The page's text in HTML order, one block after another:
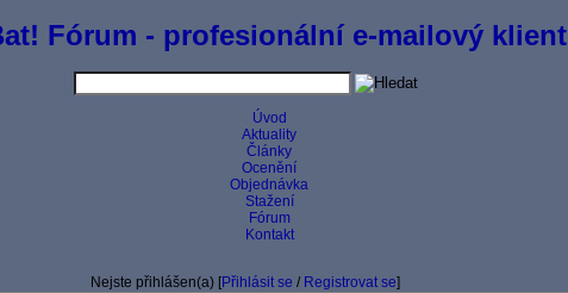
Fórum - profesionální e-mailový klient
Úvod
Aktuality
Články
Ocenění
Objednávka
Stažení
Fórum
Kontakt
Nejste přihlášen(a) [Přihlásit se / Registrovat se]